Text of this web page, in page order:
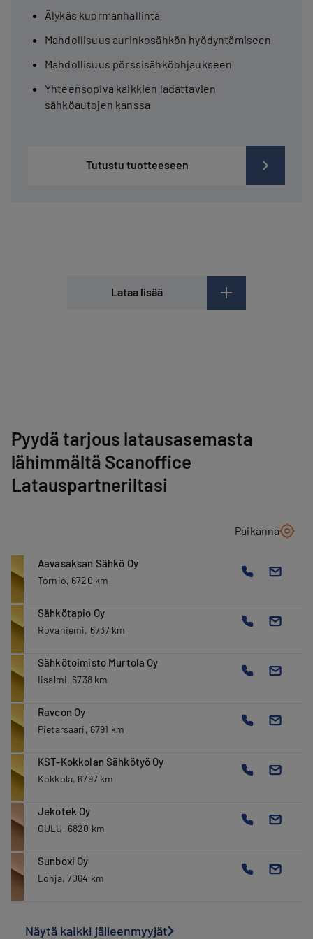
Älykäs kuormanhallinta
Mahdollisuus aurinkosähkön hyödyntämiseen
Mahdollisuus pörssisähköohjaukseen
Yhteensopiva kaikkien ladattavien
sähköautojen kanssa
Tutustu tuotteeseen
Lataa lisää
Pyydä tarjous latausasemasta
lähimmältä Scanoffice
Latauspartneriltasi
Paikanna
Aavasaksan Sähkö Oy
Tornio, 6720 km
Sähkötapio Oy
Rovaniemi, 6737 km
Sähkötoimisto Murtola Oy
Iisalmi, 6738 km
Ravcon Oy
Pietarsaari, 6791 km
KST-Kokkolan Sähkötyö Oy
Kokkola, 6797 km
Jekotek Oy
OULU, 6820 km
Sunboxi Oy
Lohja, 7064 km
Näytä kaikki jälleenmyyjät